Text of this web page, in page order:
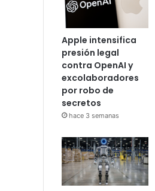
Apple intensifica
presión legal
contra OpenAI y
excolaboradores
por robo de
secretos
hace 3 semanas